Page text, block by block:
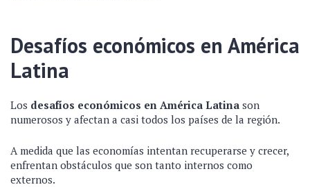
Desafíos económicos en América
Latina
Los desafíos económicos en América Latina son
numerosos y afectan a casi todos los países de la región.
A medida que las economías intentan recuperarse y crecer,
enfrentan obstáculos que son tanto internos como
externos.